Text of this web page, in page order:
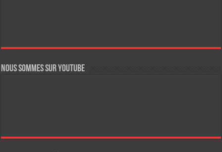
Nous sommes sur YouTube